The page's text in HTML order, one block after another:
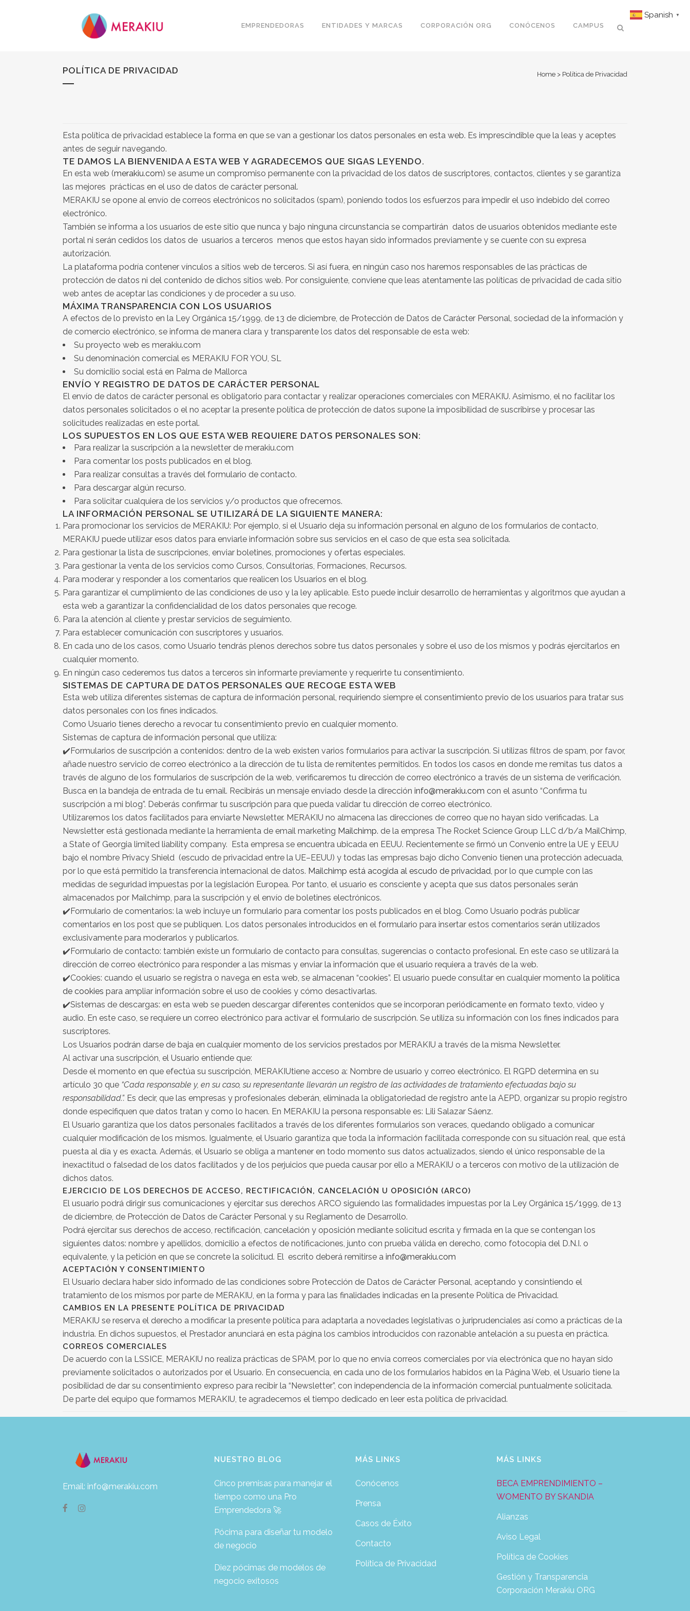
EMPRENDEDORAS ENTIDADES Y MARCAS CORPORACIÓN ORG CONÓCENOS CAMPUS
POLÍTICA DE PRIVACIDAD Home > Política de Privacidad
Esta política de privacidad establece la forma en que se van a gestionar los datos personales en esta web. Es imprescindible que la leas y aceptes
antes de seguir navegando.
TE DAMOS LA BIENVENIDA A ESTA WEB Y AGRADECEMOS QUE SIGAS LEYENDO.
En esta web (merakiu.com) se asume un compromiso permanente con la privacidad de los datos de suscriptores, contactos, clientes y se garantiza
las mejores prácticas en el uso de datos de carácter personal.
MERAKIU se opone al envío de correos electrónicos no solicitados (spam), poniendo todos los esfuerzos para impedir el uso indebido del correo
electrónico.
También se informa a los usuarios de este sitio que nunca y bajo ninguna circunstancia se compartirán datos de usuarios obtenidos mediante este
portal ni serán cedidos los datos de usuarios a terceros menos que estos hayan sido informados previamente y se cuente con su expresa
autorización.
La plataforma podría contener vínculos a sitios web de terceros. Si así fuera, en ningún caso nos haremos responsables de las prácticas de
protección de datos ni del contenido de dichos sitios web. Por consiguiente, conviene que leas atentamente las políticas de privacidad de cada sitio
web antes de aceptar las condiciones y de proceder a su uso.
MÁXIMA TRANSPARENCIA CON LOS USUARIOS
A efectos de lo previsto en la Ley Orgánica 15/1999, de 13 de diciembre, de Protección de Datos de Carácter Personal, sociedad de la información y
de comercio electrónico, se informa de manera clara y transparente los datos del responsable de esta web:
Su proyecto web es merakiu.com
Su denominación comercial es MERAKIU FOR YOU, SL
Su domicilio social está en Palma de Mallorca
ENVÍO Y REGISTRO DE DATOS DE CARÁCTER PERSONAL
El envío de datos de carácter personal es obligatorio para contactar y realizar operaciones comerciales con MERAKIU. Asimismo, el no facilitar los
datos personales solicitados o el no aceptar la presente política de protección de datos supone la imposibilidad de suscribirse y procesar las
solicitudes realizadas en este portal.
LOS SUPUESTOS EN LOS QUE ESTA WEB REQUIERE DATOS PERSONALES SON:
Para realizar la suscripción a la newsletter de merakiu.com
Para comentar los posts publicados en el blog.
Para realizar consultas a través del formulario de contacto.
Para descargar algún recurso.
Para solicitar cualquiera de los servicios y/o productos que ofrecemos.
LA INFORMACIÓN PERSONAL SE UTILIZARÁ DE LA SIGUIENTE MANERA:
Para promocionar los servicios de MERAKIU: Por ejemplo, si el Usuario deja su información personal en alguno de los formularios de contacto,
MERAKIU puede utilizar esos datos para enviarle información sobre sus servicios en el caso de que esta sea solicitada.
Para gestionar la lista de suscripciones, enviar boletines, promociones y ofertas especiales.
Para gestionar la venta de los servicios como Cursos, Consultorías, Formaciones, Recursos.
Para moderar y responder a los comentarios que realicen los Usuarios en el blog.
Para garantizar el cumplimiento de las condiciones de uso y la ley aplicable. Esto puede incluir desarrollo de herramientas y algoritmos que ayudan a
esta web a garantizar la confidencialidad de los datos personales que recoge.
Para la atención al cliente y prestar servicios de seguimiento.
Para establecer comunicación con suscriptores y usuarios.
En cada uno de los casos, como Usuario tendrás plenos derechos sobre tus datos personales y sobre el uso de los mismos y podrás ejercitarlos en
cualquier momento.
En ningún caso cederemos tus datos a terceros sin informarte previamente y requerirte tu consentimiento.
SISTEMAS DE CAPTURA DE DATOS PERSONALES QUE RECOGE ESTA WEB
Esta web utiliza diferentes sistemas de captura de información personal, requiriendo siempre el consentimiento previo de los usuarios para tratar sus
datos personales con los fines indicados.
Como Usuario tienes derecho a revocar tu consentimiento previo en cualquier momento.
Sistemas de captura de información personal que utiliza:
✔️Formularios de suscripción a contenidos: dentro de la web existen varios formularios para activar la suscripción. Si utilizas filtros de spam, por favor,
añade nuestro servicio de correo electrónico a la dirección de tu lista de remitentes permitidos. En todos los casos en donde me remitas tus datos a
través de alguno de los formularios de suscripción de la web, verificaremos tu dirección de correo electrónico a través de un sistema de verificación.
Busca en la bandeja de entrada de tu email. Recibirás un mensaje enviado desde la dirección info@merakiu.com con el asunto “Confirma tu
suscripción a mi blog”. Deberás confirmar tu suscripción para que pueda validar tu dirección de correo electrónico.
Utilizaremos los datos facilitados para enviarte Newsletter. MERAKIU no almacena las direcciones de correo que no hayan sido verificadas. La
Newsletter está gestionada mediante la herramienta de email marketing Mailchimp. de la empresa The Rocket Science Group LLC d/b/a MailChimp,
a State of Georgia limited liability company. Esta empresa se encuentra ubicada en EEUU. Recientemente se firmó un Convenio entre la UE y EEUU
bajo el nombre Privacy Shield (escudo de privacidad entre la UE–EEUU) y todas las empresas bajo dicho Convenio tienen una protección adecuada,
por lo que está permitido la transferencia internacional de datos. Mailchimp está acogida al escudo de privacidad, por lo que cumple con las
medidas de seguridad impuestas por la legislación Europea. Por tanto, el usuario es consciente y acepta que sus datos personales serán
almacenados por Mailchimp, para la suscripción y el envío de boletines electrónicos.
✔️Formulario de comentarios: la web incluye un formulario para comentar los posts publicados en el blog. Como Usuario podrás publicar
comentarios en los post que se publiquen. Los datos personales introducidos en el formulario para insertar estos comentarios serán utilizados
exclusivamente para moderarlos y publicarlos.
✔️Formulario de contacto: también existe un formulario de contacto para consultas, sugerencias o contacto profesional. En este caso se utilizará la
dirección de correo electrónico para responder a las mismas y enviar la información que el usuario requiera a través de la web.
✔️Cookies: cuando el usuario se registra o navega en esta web, se almacenan “cookies”. El usuario puede consultar en cualquier momento la política
de cookies para ampliar información sobre el uso de cookies y cómo desactivarlas.
✔️Sistemas de descargas: en esta web se pueden descargar diferentes contenidos que se incorporan periódicamente en formato texto, video y
audio. En este caso, se requiere un correo electrónico para activar el formulario de suscripción. Se utiliza su información con los fines indicados para
suscriptores.
Los Usuarios podrán darse de baja en cualquier momento de los servicios prestados por MERAKIU a través de la misma Newsletter.
Al activar una suscripción, el Usuario entiende que:
Desde el momento en que efectúa su suscripción, MERAKIUtiene acceso a: Nombre de usuario y correo electrónico. El RGPD determina en su
artículo 30 que “Cada responsable y, en su caso, su representante llevarán un registro de las actividades de tratamiento efectuadas bajo su
responsabilidad.”. Es decir, que las empresas y profesionales deberán, eliminada la obligatoriedad de registro ante la AEPD, organizar su propio registro
donde especifiquen que datos tratan y como lo hacen. En MERAKIU la persona responsable es: Lili Salazar Sáenz.
El Usuario garantiza que los datos personales facilitados a través de los diferentes formularios son veraces, quedando obligado a comunicar
cualquier modificación de los mismos. Igualmente, el Usuario garantiza que toda la información facilitada corresponde con su situación real, que está
puesta al día y es exacta. Además, el Usuario se obliga a mantener en todo momento sus datos actualizados, siendo el único responsable de la
inexactitud o falsedad de los datos facilitados y de los perjuicios que pueda causar por ello a MERAKIU o a terceros con motivo de la utilización de
dichos datos.
EJERCICIO DE LOS DERECHOS DE ACCESO, RECTIFICACIÓN, CANCELACIÓN U OPOSICIÓN (ARCO)
El usuario podrá dirigir sus comunicaciones y ejercitar sus derechos ARCO siguiendo las formalidades impuestas por la Ley Orgánica 15/1999, de 13
de diciembre, de Protección de Datos de Carácter Personal y su Reglamento de Desarrollo.
Podrá ejercitar sus derechos de acceso, rectificación, cancelación y oposición mediante solicitud escrita y firmada en la que se contengan los
siguientes datos: nombre y apellidos, domicilio a efectos de notificaciones, junto con prueba válida en derecho, como fotocopia del D.N.I. o
equivalente, y la petición en que se concrete la solicitud. El escrito deberá remitirse a info@merakiu.com
ACEPTACIÓN Y CONSENTIMIENTO
El Usuario declara haber sido informado de las condiciones sobre Protección de Datos de Carácter Personal, aceptando y consintiendo el
tratamiento de los mismos por parte de MERAKIU, en la forma y para las finalidades indicadas en la presente Política de Privacidad.
CAMBIOS EN LA PRESENTE POLÍTICA DE PRIVACIDAD
MERAKIU se reserva el derecho a modificar la presente política para adaptarla a novedades legislativas o juriprudenciales así como a prácticas de la
industria. En dichos supuestos, el Prestador anunciará en esta página los cambios introducidos con razonable antelación a su puesta en práctica.
CORREOS COMERCIALES
De acuerdo con la LSSICE, MERAKIU no realiza prácticas de SPAM, por lo que no envía correos comerciales por vía electrónica que no hayan sido
previamente solicitados o autorizados por el Usuario. En consecuencia, en cada uno de los formularios habidos en la Página Web, el Usuario tiene la
posibilidad de dar su consentimiento expreso para recibir la “Newsletter”, con independencia de la información comercial puntualmente solicitada.
De parte del equipo que formamos MERAKIU, te agradecemos el tiempo dedicado en leer esta política de privacidad.
Email: info@merakiu.com
NUESTRO BLOG
Cinco premisas para manejar el
tiempo como una Pro
Emprendedora 🚀
Pócima para diseñar tu modelo
de negocio
Diez pócimas de modelos de
negocio exitosos
MÁS LINKS
Conócenos
Prensa
Casos de Éxito
Contacto
Política de Privacidad
MÁS LINKS
BECA EMPRENDIMIENTO –
WOMENTO BY SKANDIA
Alianzas
Aviso Legal
Política de Cookies
Gestión y Transparencia
Corporación Merakiu ORG
Spanish ▼